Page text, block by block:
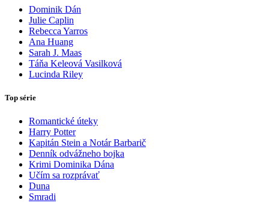
Dominik Dán
Julie Caplin
Rebecca Yarros
Ana Huang
Sarah J. Maas
Táňa Keleová Vasilková
Lucinda Riley
Top série
Romantické úteky
Harry Potter
Kapitán Stein a Notár Barbarič
Denník odvážneho bojka
Krimi Dominika Dána
Učím sa rozprávať
Duna
Smradi